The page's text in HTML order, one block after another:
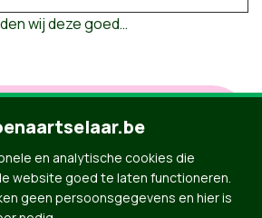
wij deze goed…
een rode lijn?
hierje affiche en
aan
en analytische cookies die
website goed te laten functioneren.
geen persoonsgegevens en hier is